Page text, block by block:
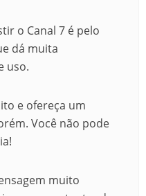
o Canal 7 é pelo
dá muita
uso.
e ofereça um
Você não pode
muito